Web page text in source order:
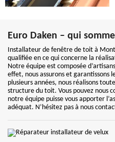
Euro Daken – qui
Installateur de fenêtre de toit à
qualifiée en ce qui concerne la
Notre équipe est composée
effet, nous assurons et garantissons
plusieurs années, nous réalisons
structure du toit. Vous pouvez nous
notre équipe puisse vous apporter
adéquat. N’hésitez pas à nous